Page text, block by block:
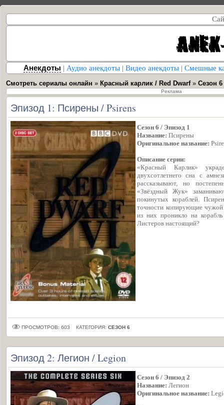
Анекдоты | Аудио анекдоты | Видео анекдоты | Смешные
Смотреть сериалы онлайн » Красный карлик / Red Dwarf» Сезон 6
Реклама
Эпизод 1: Псирены / Psirens
Сезон 6 / Эпизод 1
Название: Псирены
Оригинальное название:
Описание серии:
«Красный Карлик»
двухсотлетнего сна с
рассказывают, но
«Звёздный Жук»
покинутых кораблей.
точности копирующие
из них проникло на
Листеров настоящий?
ПРОСМОТРОВ: 603 КАТЕГОРИЯ: СЕЗОН 6
Эпизод 2: Легион / Legion
Сезон 6 / Эпизод 2
Название: Легион
Оригинальное название: